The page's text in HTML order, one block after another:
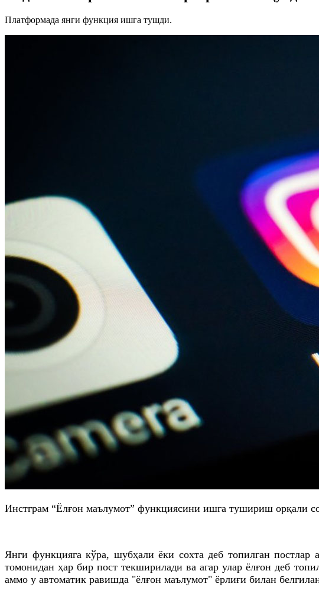
Платформада янги функция ишга тушди.
Инстграм “Ёлғон маълумот” функциясини ишга тушириш орқали
Янги функцияга кўра, шубҳали ёки сохта деб топилган
томонидан ҳар бир пост текширилади ва агар улар ёлғон деб
аммо у автоматик равишда "ёлғон маълумот" ёрлиғи билан